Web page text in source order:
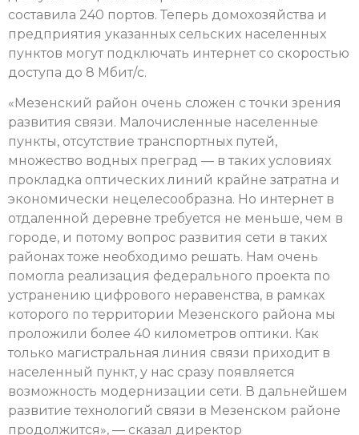
составила 240 портов. Теперь домохозяйства и
предприятия указанных сельских населенных
пунктов могут подключать интернет со скоростью
доступа до 8 Мбит/с.
«Мезенский район очень сложен с точки зрения
развития связи. Малочисленные населенные
пункты, отсутствие транспортных путей,
множество водных преград — в таких условиях
прокладка оптических линий крайне затратна и
экономически нецелесообразна. Но интернет в
отдаленной деревне требуется не меньше, чем в
городе, и потому вопрос развития сети в таких
районах тоже необходимо решать. Нам очень
помогла реализация федерального проекта по
устранению цифрового неравенства, в рамках
которого по территории Мезенского района мы
проложили более 40 километров оптики. Как
только магистральная линия связи приходит в
населенный пункт, у нас сразу появляется
возможность модернизации сети. В дальнейшем
развитие технологий связи в Мезенском районе
продолжится», — сказал директор